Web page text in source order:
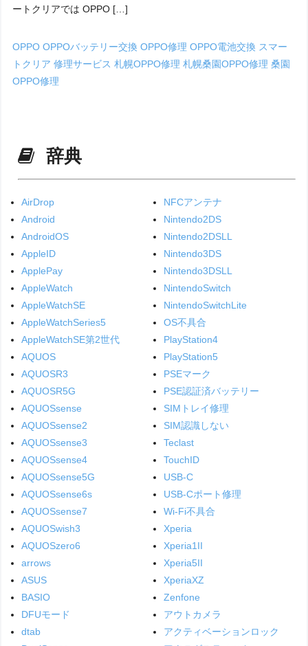
ートクリアでは OPPO […]
OPPOOPPOバッテリー交換OPPO修理OPPO電池交換 スマー
トクリア修理サービス札幌OPPO修理札幌桑園OPPO修理桑園
OPPO修理
辞典
AirDrop
Android
AndroidOS
AppleID
ApplePay
AppleWatch
AppleWatchSE
AppleWatchSeries5
AppleWatchSE第2世代
AQUOS
AQUOSR3
AQUOSR5G
AQUOSsense
AQUOSsense2
AQUOSsense3
AQUOSsense4
AQUOSsense5G
AQUOSsense6s
AQUOSsense7
AQUOSwish3
AQUOSzero6
arrows
ASUS
BASIO
DFUモード
dtab
NFCアンテナ
Nintendo2DS
Nintendo2DSLL
Nintendo3DS
Nintendo3DSLL
NintendoSwitch
NintendoSwitchLite
OS不具合
PlayStation4
PlayStation5
PSEマーク
PSE認証済バッテリー
SIMトレイ修理
SIM認識しない
Teclast
TouchID
USB-C
USB-Cポート修理
Wi-Fi不具合
Xperia
Xperia1II
Xperia5II
XperiaXZ
Zenfone
アウトカメラ
アクティベーションロック